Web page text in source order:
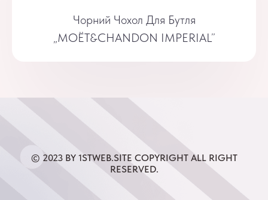
Чорний Чохол Для Бутля
„MOЁT&CHANDON IMPERIAL”
© 2023 BY 1STWEB.SITE COPYRIGHT ALL RIGHT
RESERVED.